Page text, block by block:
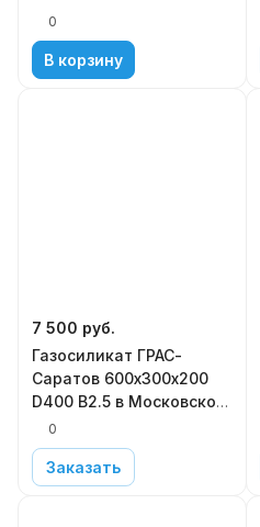
0
В корзину
7 500 руб.
Газосиликат ГРАС-
Саратов 600х300х200
D400 В2.5 в Московской
области
0
Заказать